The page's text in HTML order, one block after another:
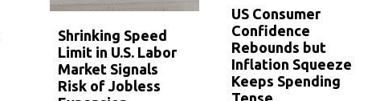
Shrinking Speed
Limit in U.S. Labor
Market Signals
Risk of Jobless
US Consumer
Confidence
Rebounds but
Inflation Squeeze
Keeps Spending